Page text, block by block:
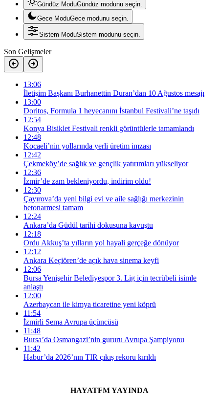
Gündüz ModuGündüz modunu seçin.
Gece ModuGece modunu seçin.
Sistem ModuSistem modunu seçin.
Son Gelişmeler
13:06
İletişim Başkanı Burhanettin Duran’dan 10 Ağustos mesajı
13:00
Doritos, Formula 1 heyecanını İstanbul Festivali’ne taşıdı
12:54
Konya Bisiklet Festivali renkli görüntülerle tamamlandı
12:48
Kocaeli’nin yollarında yerli üretim imzası
12:42
Çekmeköy’de sağlık ve gençlik yatırımları yükseliyor
12:36
İzmir’de zam bekleniyordu, indirim oldu!
12:30
Çayırova’da yeni bilgi evi ve aile sağlığı merkezinin
betonarmesi tamam
12:24
Ankara’da Güdül tarihi dokusuna kavuştu
12:18
Ordu Akkuş’ta yılların yol hayali gerçeğe dönüyor
12:12
Ankara Keçiören’de açık hava sinema keyfi
12:06
Bursa Yenişehir Belediyespor 3. Lig için tecrübeli isimle
anlaştı
12:00
Azerbaycan ile kimya ticaretine yeni köprü
11:54
İzmirli Sema Avrupa üçüncüsü
11:48
Bursa’da Osmangazi’nin gururu Avrupa Şampiyonu
11:42
Habur’da 2026’nın TIR çıkış rekoru kırıldı
HAYATFM YAYINDA